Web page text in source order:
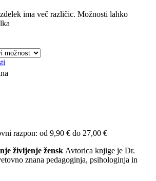
ima več različic. Možnosti lahko
razpon: od 9,90 € do 27,00 €
življenje žensk Avtorica knjige je Dr.
znana pedagoginja, psihologinja in